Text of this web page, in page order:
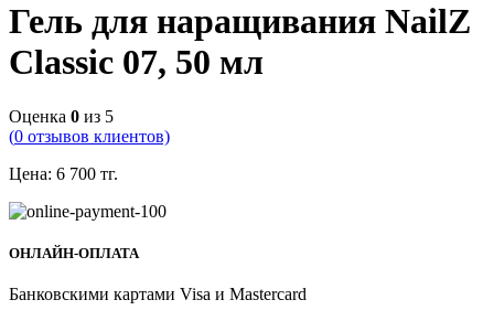
Гель для наращивания NailZ
Classic 07, 50 мл
Оценка 0 из 5
(0 отзывов клиентов)
Цена: 6 700 тг.
ОНЛАЙН-ОПЛАТА
Банковскими картами Visa и Mastercard